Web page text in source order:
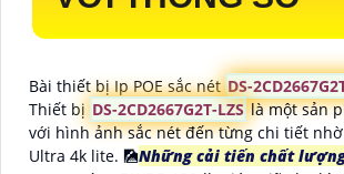
Bài thiết bị Ip POE sắc nétDS-
Thiết bị DS-2CD2667G2T-LZSlà một sản
với hình ảnh sắc nét đến từng chi tiết
Ultra 4k lite. 🎑Những cải tiến chất